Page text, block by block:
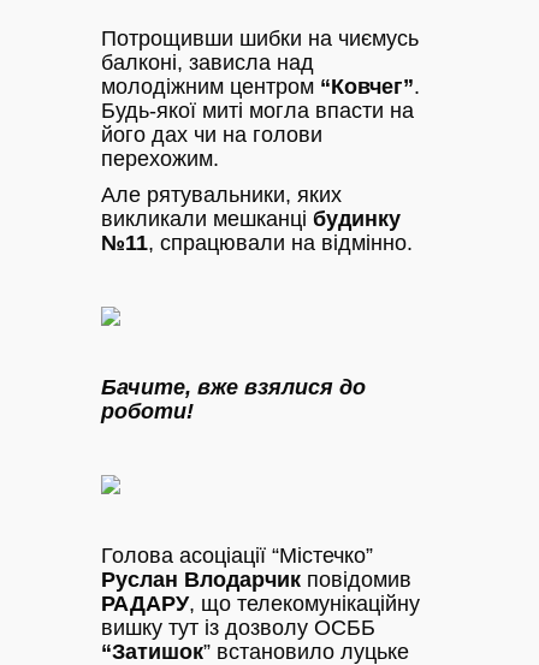
Потрощивши шибки на чиємусь
балконі, зависла над
молодіжним центром “Ковчег”.
Будь-якої миті могла впасти на
його дах чи на голови
перехожим.
Але рятувальники, яких
викликали мешканці будинку
№11, спрацювали на відмінно.
Бачите, вже взялися до
роботи!
Голова асоціації “Містечко”
Руслан Влодарчик повідомив
РАДАРУ, що телекомунікаційну
вишку тут із дозволу ОСББ
“Затишок” встановило луцьке